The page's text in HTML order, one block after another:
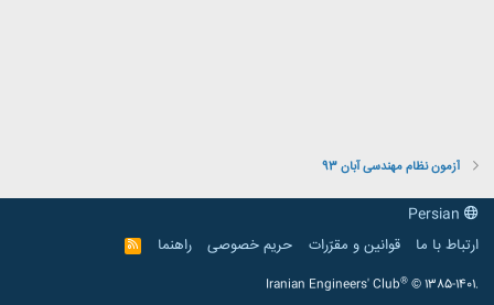
آزمون نظام مهندسی آبان 93
ارتباط با ما
قوانین و مقرّرات حریم خصوصی راهنما
R
S
Iranian Engineers' Club® © 1385-1401.